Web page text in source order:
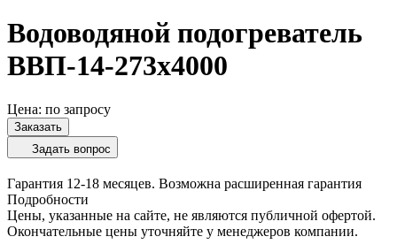
Водоводяной подогреватель
ВВП-14-273х4000
Цена: по запросу
Заказать
Задать вопрос
Гарантия 12-18 месяцев. Возможна расширенная гарантия
Подробности
Цены, указанные на сайте, не являются публичной офертой.
Окончательные цены уточняйте у менеджеров компании.